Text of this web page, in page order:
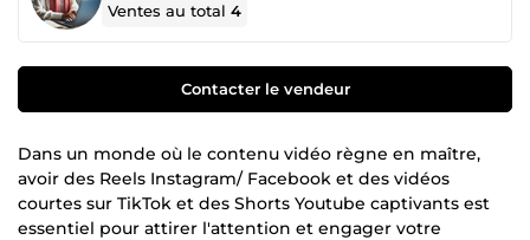
Ventes au total4
Contacter le vendeur
Dans un monde où le contenu vidéo règne en maître,
avoir des Reels Instagram/ Facebook et des vidéos
courtes sur TikTok et des Shorts Youtube captivants est
essentiel pour attirer l'attention et engager votre